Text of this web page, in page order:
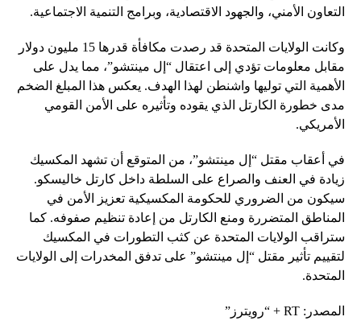
التعاون الأمني، والجهود الاقتصادية، وبرامج التنمية الاجتماعية.
وكانت الولايات المتحدة قد رصدت مكافأة قدرها 15 مليون دولار
مقابل معلومات تؤدي إلى اعتقال “إل مينتشو”، مما يدل على
الأهمية التي توليها واشنطن لهذا الهدف. يعكس هذا المبلغ الضخم
مدى خطورة الكارتل الذي يقوده وتأثيره على الأمن القومي
الأمريكي.
في أعقاب مقتل “إل مينتشو”، من المتوقع أن تشهد المكسيك
زيادة في العنف والصراع على السلطة داخل كارتل خاليسكو.
سيكون من الضروري للحكومة المكسيكية تعزيز الأمن في
المناطق المتضررة ومنع الكارتل من إعادة تنظيم صفوفه. كما
ستراقب الولايات المتحدة عن كثب التطورات في المكسيك
لتقييم تأثير مقتل “إل مينتشو” على تدفق المخدرات إلى الولايات
المتحدة.
المصدر: RT + “رويترز”